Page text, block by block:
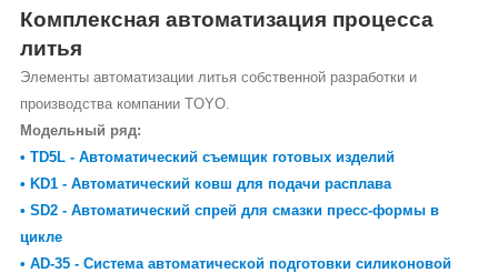
Комплексная автоматизация процесса
литья
Элементы автоматизации литья собственной разработки и
производства компании TOYO.
Модельный ряд:
• TD5L - Автоматический съемщик готовых изделий
• KD1 - Автоматический ковш для подачи расплава
• SD2 - Автоматический спрей для смазки пресс-формы в
цикле
• AD-35 - Система автоматической подготовки силиконовой